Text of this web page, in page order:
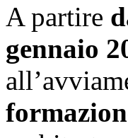
A partire
gennaio